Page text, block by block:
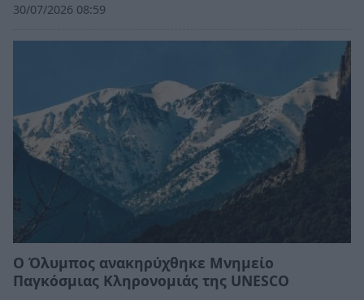
30/07/2026 08:59
Ο Όλυμπος ανακηρύχθηκε Μνημείο
Παγκόσμιας Κληρονομιάς της UNESCO